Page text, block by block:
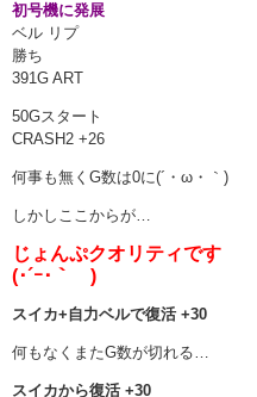
初号機に発展
ベル リプ
勝ち
391G ART
50Gスタート
CRASH2 +26
何事も無くG数は0に(´・ω・｀)
しかしここからが…
じょんぷクオリティです
(･´ｰ･｀ )
スイカ+自力ベルで復活 +30
何もなくまたG数が切れる…
スイカから復活 +30